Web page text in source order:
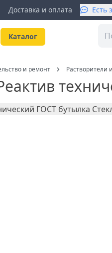
Доставка и оплата Есть
Kаталог
и ремонт Растворители